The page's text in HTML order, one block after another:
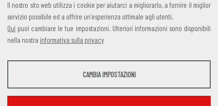
Il nostro sito web utilizza i cookie per aiutarci a migliorarlo, a fornire il miglior
servizio possibile ed a offrire un'esperienza ottimale agli utenti.
Qui puoi cambiare le tue impostazioni. Ulteriori informazioni sono disponibili
nella nostra informativa sulla privacy
STATISTICHE
CAMBIA IMPOSTAZIONI
credits|privacy|contatti
Alleanza Italiana per lo Sviluppo Sostenibile
Via Farini 17, 00185 Roma C.F. 97893090585 P.IVA 14610671001